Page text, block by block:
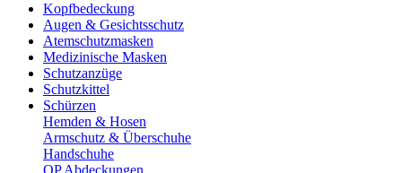
Kopfbedeckung
Augen & Gesichtsschutz
Atemschutzmasken
Medizinische Masken
Schutzanzüge
Schutzkittel
Schürzen
Hemden & Hosen
Armschutz & Überschuhe
Handschuhe